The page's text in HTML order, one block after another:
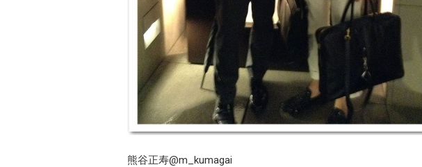
熊谷正寿@m_kumagai